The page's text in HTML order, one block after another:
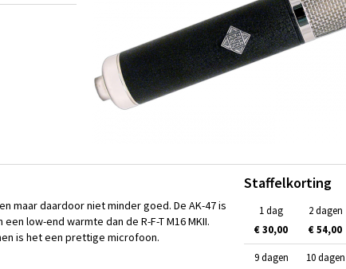
maar daardoor niet minder goed. De AK-47 is
low-end warmte dan de R-F-T M16 MKII.
is het een prettige microfoon.
Staffelkorting
1 dag
€ 30,00
2 dagen
€ 54,00
9 dagen
10 dagen